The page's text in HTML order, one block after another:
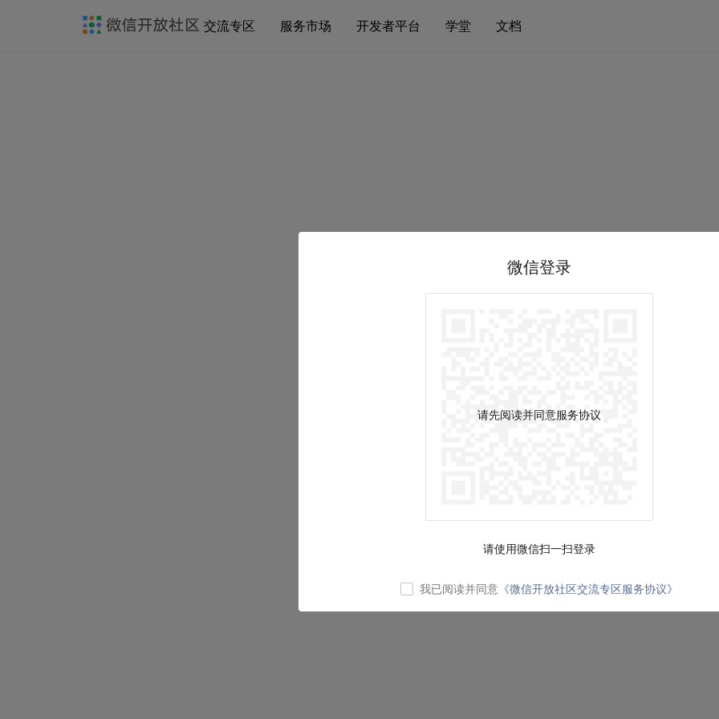
交流专区 服务市场 开发者平台 学堂 文档
微信登录
请先阅读并同意服务协议
请使用微信扫一扫登录
我已阅读并同意 《微信开放社区交流专区服务协议》